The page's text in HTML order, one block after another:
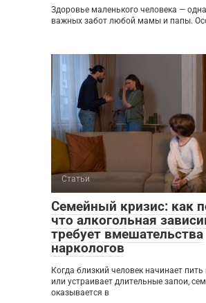
Здоровье маленького человека —
важных забот любой мамы и папы.
Статьи
Семейный кризис: как
что алкогольная
требует вмешательства
наркологов
Когда близкий человек начинает
или устраивает длительные запои,
оказывается в